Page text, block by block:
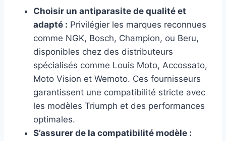
Choisir un antiparasite de qualité et
adapté : Privilégier les marques reconnues
comme NGK, Bosch, Champion, ou Beru,
disponibles chez des distributeurs
spécialisés comme Louis Moto, Accossato,
Moto Vision et Wemoto. Ces fournisseurs
garantissent une compatibilité stricte avec
les modèles Triumph et des performances
optimales.
S’assurer de la compatibilité modèle :